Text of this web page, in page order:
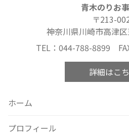
青木のりお
〒213-
神奈川県川崎市高津
TEL：044-788-8899
詳細はこ
ホーム
プロフィール